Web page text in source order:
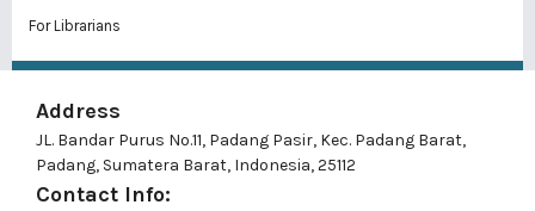
For Librarians
Address
JL. Bandar Purus No.11, Padang Pasir, Kec. Padang Barat,
Padang, Sumatera Barat, Indonesia, 25112
Contact Info: